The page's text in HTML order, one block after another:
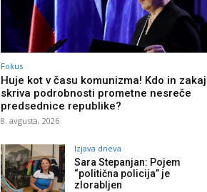
Fokus
Huje kot v času komunizma! Kdo in zakaj
skriva podrobnosti prometne nesreče
predsednice republike?
8. avgusta, 2026
Izjava dneva
Sara Stepanjan: Pojem
“politična policija” je
zlorabljen